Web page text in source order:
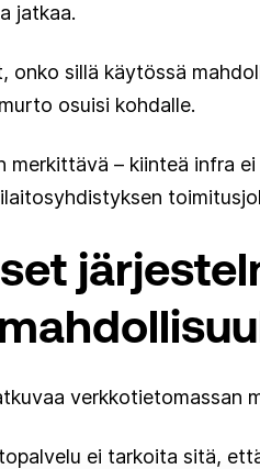
jatkaa.
onko sillä käytössä
osuisi kohdalle.
merkittävä – kiinteä infra
verkkotietomassan
ei tarkoita sitä,